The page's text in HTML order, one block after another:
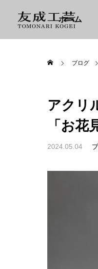
ホーム
ブログ
アクリ
「お花
2024.05.04